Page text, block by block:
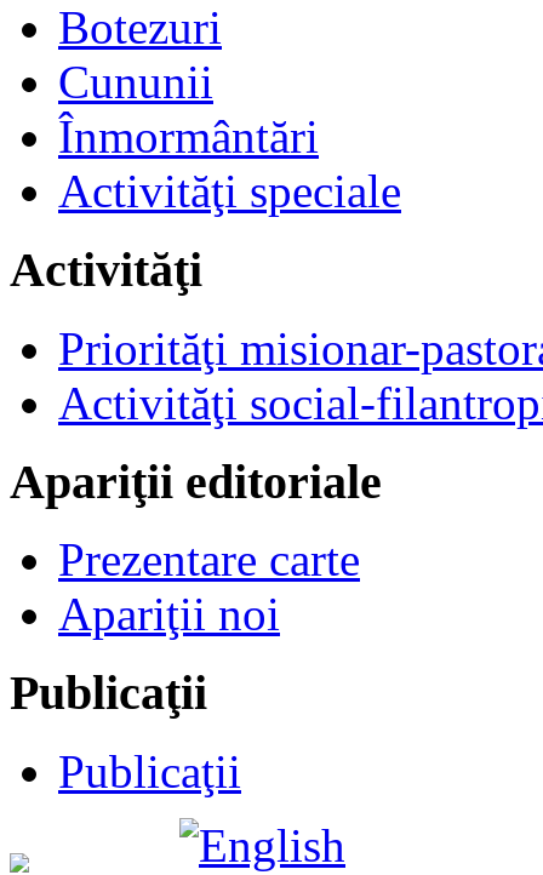
Botezuri
Cununii
Înmormântări
Activităţi speciale
Activităţi
Priorităţi misionar-
Activităţi social-
Apariţii editoriale
Prezentare carte
Apariţii noi
Publicaţii
Publicaţii